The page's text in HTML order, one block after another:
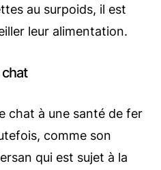
au surpoids, il est
leur alimentation.
chat à une santé de fer
comme son
qui est sujet à la